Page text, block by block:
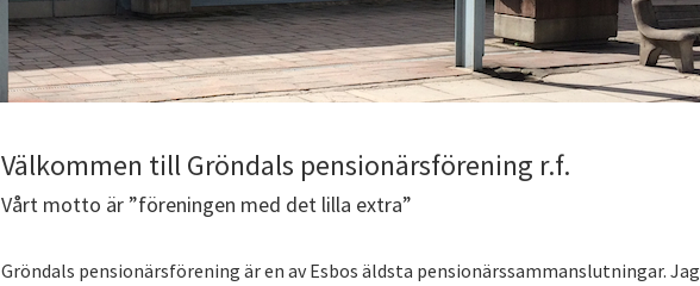
Välkommen till Gröndals pensionärsförening r.f.
Vårt motto är ”föreningen med det lilla extra”
Gröndals pensionärsförening är en av Esbos äldsta pensionärssammanslutningar. Jag